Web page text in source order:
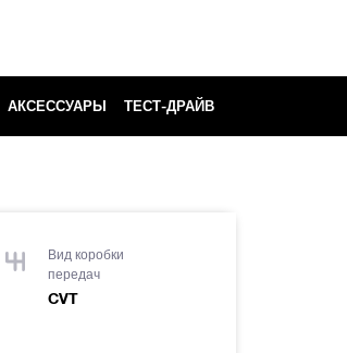
АКСЕССУАРЫ ТЕСТ-ДРАЙВ
Вид коробки
передач
CVT